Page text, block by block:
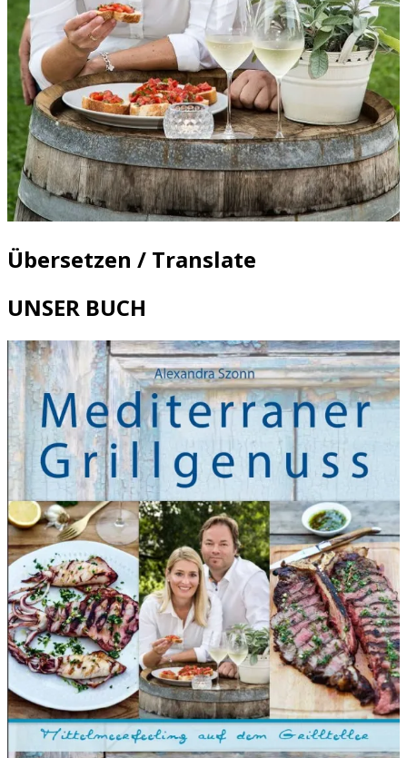
Übersetzen / Translate
UNSER BUCH